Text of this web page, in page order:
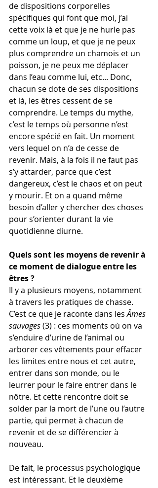
de dispositions corporelles
spécifiques qui font que moi, j’ai
cette voix là et que je ne hurle pas
comme un loup, et que je ne peux
plus comprendre un chamois et un
poisson, je ne peux me déplacer
dans l’eau comme lui, etc... Donc,
chacun se dote de ses dispositions
et là, les êtres cessent de se
comprendre. Le temps du mythe,
c’est le temps où personne n’est
encore spécié en fait. Un moment
vers lequel on n’a de cesse de
revenir. Mais, à la fois il ne faut pas
s’y attarder, parce que c’est
dangereux, c’est le chaos et on peut
y mourir. Et on a quand même
besoin d’aller y chercher des choses
pour s’orienter durant la vie
quotidienne diurne.
Quels sont les moyens de revenir à
ce moment de dialogue entre les
êtres ?
Il y a plusieurs moyens, notamment
à travers les pratiques de chasse.
C’est ce que je raconte dans les Âmes
sauvages (3) : ces moments où on va
s’enduire d’urine de l’animal ou
arborer ces vêtements pour effacer
les limites entre nous et cet autre,
entrer dans son monde, ou le
leurrer pour le faire entrer dans le
nôtre. Et cette rencontre doit se
solder par la mort de l’une ou l’autre
partie, qui permet à chacun de
revenir et de se différencier à
nouveau.
De fait, le processus psychologique
est intéressant. Et le deuxième